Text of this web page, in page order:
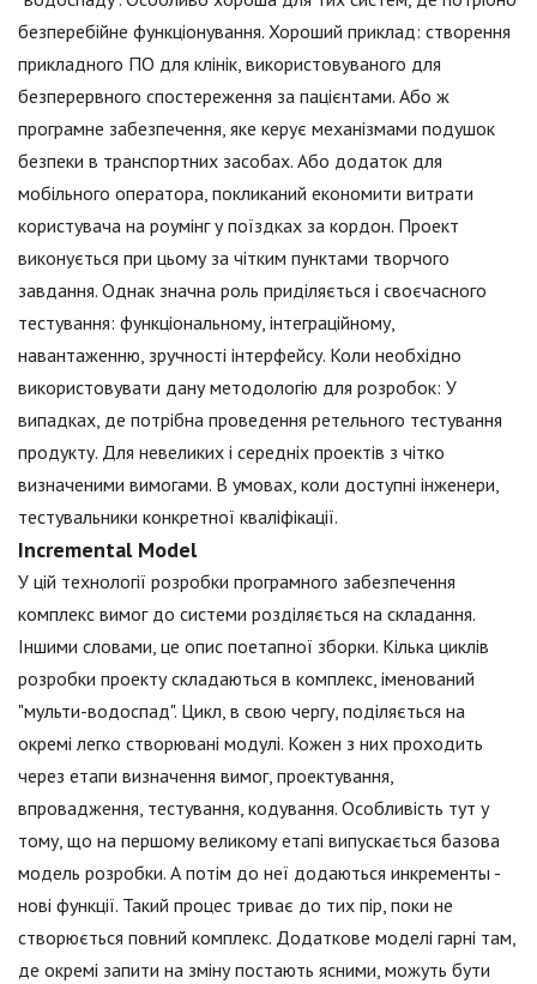
безперебійне функціонування. Хороший приклад: створення
прикладного ПО для клінік, використовуваного для
безперервного спостереження за пацієнтами. Або ж
програмне забезпечення, яке керує механізмами подушок
безпеки в транспортних засобах. Або додаток для
мобільного оператора, покликаний економити витрати
користувача на роумінг у поїздках за кордон. Проект
виконується при цьому за чітким пунктами творчого
завдання. Однак значна роль приділяється і своєчасного
тестування: функціональному, інтеграційному,
навантаженню, зручності інтерфейсу. Коли необхідно
використовувати дану методологію для розробок: У
випадках, де потрібна проведення ретельного тестування
продукту. Для невеликих і середніх проектів з чітко
визначеними вимогами. В умовах, коли доступні інженери,
тестувальники конкретної кваліфікації.
Incremental Model
У цій технології розробки програмного забезпечення
комплекс вимог до системи розділяється на складання.
Іншими словами, це опис поетапної зборки. Кілька циклів
розробки проекту складаються в комплекс, іменований
"мульти-водоспад". Цикл, в свою чергу, поділяється на
окремі легко створювані модулі. Кожен з них проходить
через етапи визначення вимог, проектування,
впровадження, тестування, кодування. Особливість тут у
тому, що на першому великому етапі випускається базова
модель розробки. А потім до неї додаються инкременты -
нові функції. Такий процес триває до тих пір, поки не
створюється повний комплекс. Додаткове моделі гарні там,
де окремі запити на зміну постають ясними, можуть бути